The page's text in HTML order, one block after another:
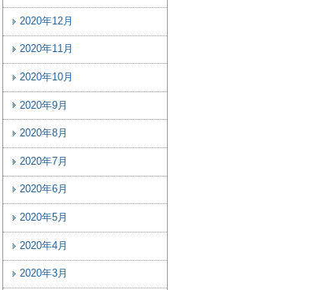
2020年12月
2020年11月
2020年10月
2020年9月
2020年8月
2020年7月
2020年6月
2020年5月
2020年4月
2020年3月